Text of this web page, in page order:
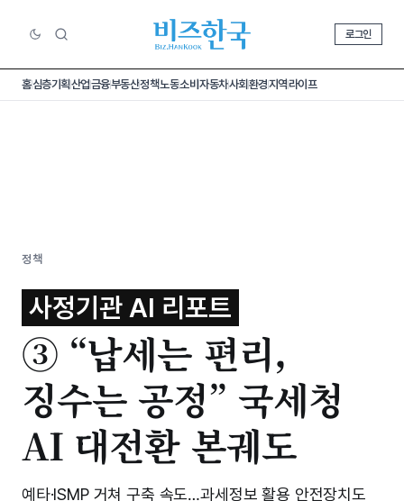
로그인
홈심층기획산업금융부동산정책노동소비 자동차사회환경지역라이프
정책
사정기관 AI 리포트
③ “납세는 편리,
징수는 공정” 국세청
AI 대전환 본궤도
예타·ISMP 거쳐 구축 속도…과세정보 활용 안전장치도